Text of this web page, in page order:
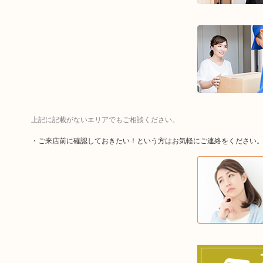
上記に記載がないエリアでもご相談ください。
・ご来店前に確認しておきたい！という方はお気軽にご連絡をください。